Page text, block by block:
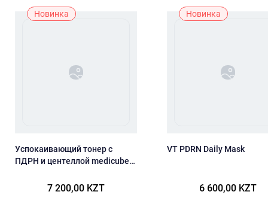
Новинка
Успокаивающий тонер с
ПДРН и центеллой medicube
7 200,00 KZT
Новинка
VT PDRN Daily Mask
6 600,00 KZT